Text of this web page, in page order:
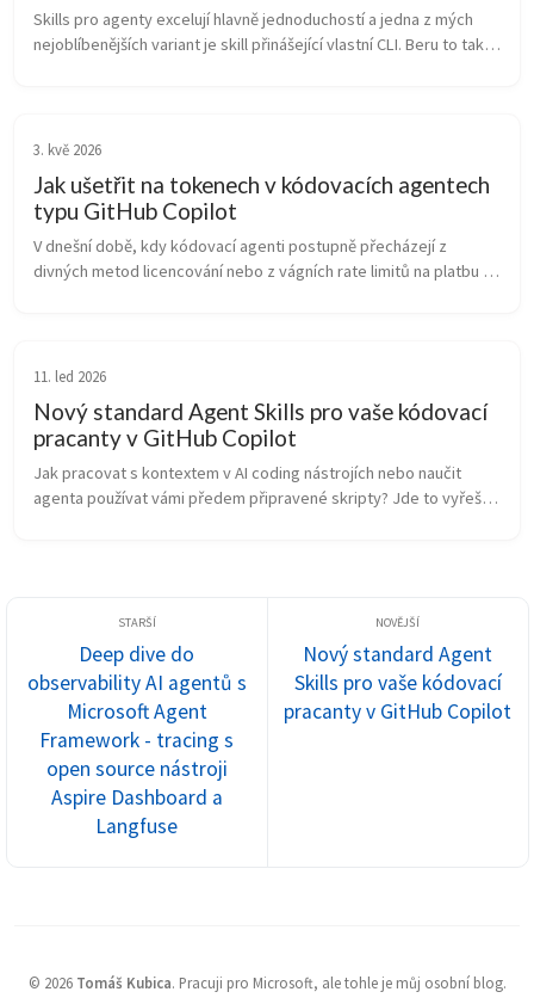
Skills pro agenty excelují hlavně jednoduchostí a jedna z mých
nejoblíbenějších variant je skill přinášející vlastní CLI. Beru to tak,
3. kvě 2026
Jak ušetřit na tokenech v kódovacích agentech
typu GitHub Copilot
V dnešní době, kdy kódovací agenti postupně přecházejí z
divných metod licencování nebo z vágních rate limitů na platbu
11. led 2026
Nový standard Agent Skills pro vaše kódovací
pracanty v GitHub Copilot
Jak pracovat s kontextem v AI coding nástrojích nebo naučit
agenta používat vámi předem připravené skripty? Jde to vyřešit
Deep dive do
observability AI agentů s
Microsoft Agent
Framework - tracing s
open source nástroji
Aspire Dashboard a
Langfuse
Nový standard Agent
Skills pro vaše kódovací
pracanty v GitHub Copilot
© 2026 Tomáš Kubica. Pracuji pro Microsoft, ale tohle je můj osobní blog.